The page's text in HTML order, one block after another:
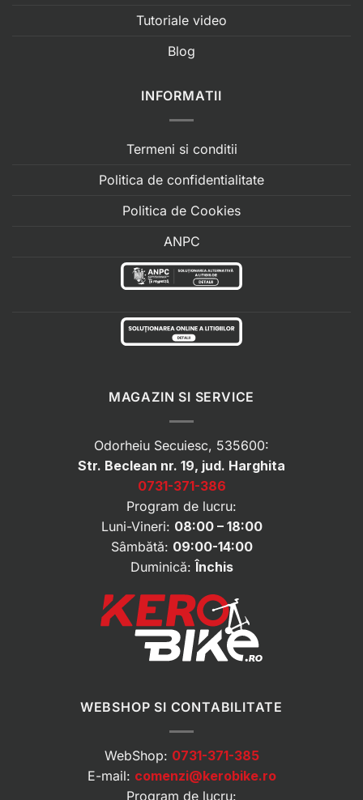
Tutoriale video
Blog
INFORMATII
Termeni si conditii
Politica de confidentialitate
Politica de Cookies
ANPC
MAGAZIN SI SERVICE
Odorheiu Secuiesc, 535600:
Str. Beclean nr. 19, jud. Harghita
0731-371-386
Program de lucru:
Luni-Vineri: 08:00 – 18:00
Sâmbătă: 09:00-14:00
Duminică:Închis
WEBSHOP SI CONTABILITATE
WebShop: 0731-371-385
E-mail: comenzi@kerobike.ro
Program de lucru: